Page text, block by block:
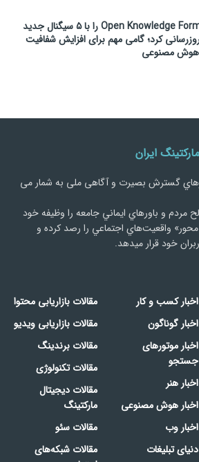
گوگل Open Knowledge Format را با ۵ سیگنال جدید
کرد؛ گامی مهم برای افزایش شفافیت
هوش مصنوعی
ایران
گسترش بصیرت و آگاهی ملی به شمار می
مردم و باورهاي ايماني جامعه را وظيفه خود
واقعيت‌هاي اجتماعي را رصد کرده و
خود قرار میدهد.
اخبار کسب و کار
اخبار گوناگون
اخبار موتورهای
جستجو
اخبار هنر
اخبار هوش مصنوعی
اخبار وب
دنیای تبلیغات
مقالات بازاریابی محتوا
مقالات بازاریابی ویدیو
مقالات برندینگ
مقالات تکنولوژی
مقالات دیجیتال
مارکتینگ
مقالات سئو
مقالات شبکه‌های